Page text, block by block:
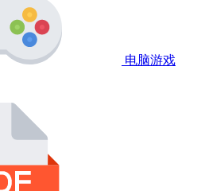
电脑游戏